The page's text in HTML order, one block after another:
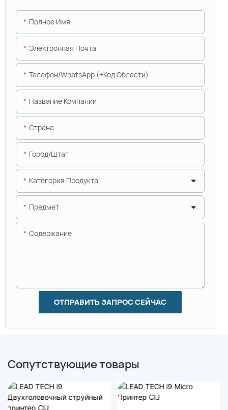
Полное Имя
Электронная Почта
Телефон/WhatsApp (+код Области)
Название Компании
Страна
Город/штат
Категория Продукта
Предмет
Содержание
ОТПРАВИТЬ ЗАПРОС СЕЙЧАС
Сопутствующие товары